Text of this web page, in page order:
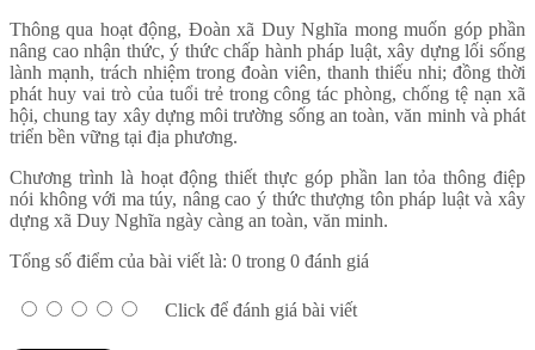
Thông qua hoạt động, Đoàn xã Duy Nghĩa mong muốn góp phần
nâng cao nhận thức, ý thức chấp hành pháp luật, xây dựng lối sống
lành mạnh, trách nhiệm trong đoàn viên, thanh thiếu nhi; đồng thời
phát huy vai trò của tuổi trẻ trong công tác phòng, chống tệ nạn xã
hội, chung tay xây dựng môi trường sống an toàn, văn minh và phát
triển bền vững tại địa phương.
Chương trình là hoạt động thiết thực góp phần lan tỏa thông điệp
nói không với ma túy, nâng cao ý thức thượng tôn pháp luật và xây
dựng xã Duy Nghĩa ngày càng an toàn, văn minh.
Tổng số điểm của bài viết là: 0 trong 0 đánh giá
Click để đánh giá bài viết